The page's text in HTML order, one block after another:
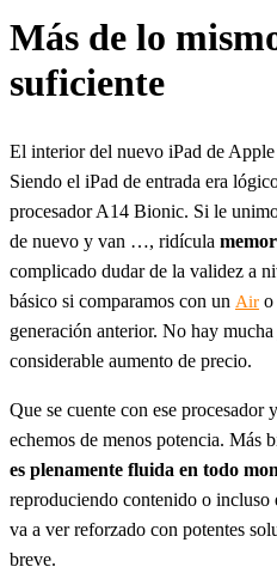
Más de lo
suficiente
El interior del nuevo iPad de Apple
Siendo el iPad de entrada era
procesador A14 Bionic. Si le
de nuevo y van …, ridícula
complicado dudar de la validez a
básico si comparamos con un Air o
generación anterior. No hay
considerable aumento de precio.
Que se cuente con ese procesador
echemos de menos potencia. Más
es plenamente fluida en todo
reproduciendo contenido o incluso
va a ver reforzado con potentes
breve.